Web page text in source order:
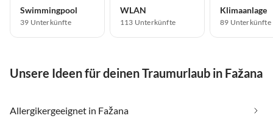
Swimmingpool
39 Unterkünfte
WLAN
113 Unterkünfte
Klimaanlage
89 Unterkünfte
Unsere Ideen für deinen Traumurlaub in Fažana
Allergikergeeignet in Fažana